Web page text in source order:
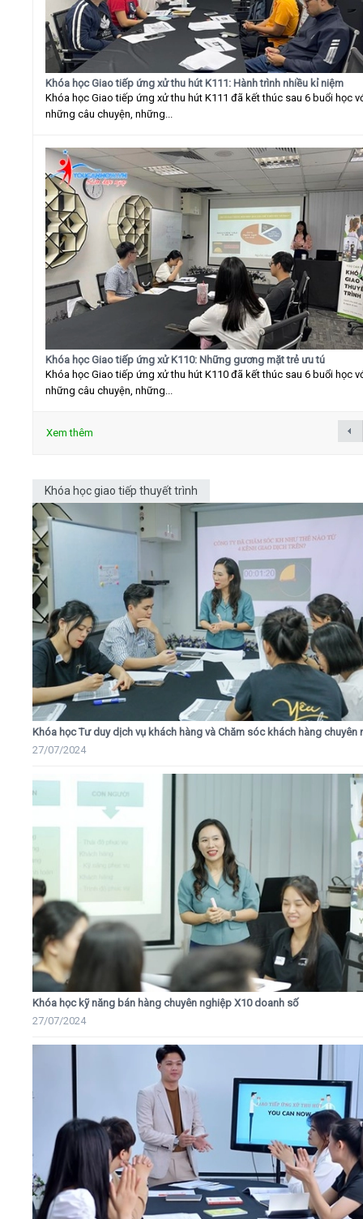
Khóa học Giao tiếp ứng xử thu hút K111: Hành trình nhiều kỉ niệm
Khóa học Giao tiếp ứng xử thu hút K111 đã kết thúc sau 6 buổi học
những câu chuyện, những...
Khóa học Giao tiếp ứng xử K110: Những gương mặt trẻ ưu tú
Khóa học Giao tiếp ứng xử thu hút K110 đã kết thúc sau 6 buổi học
những câu chuyện, những...
Xem thêm
Khóa học giao tiếp thuyết trình
Khóa học Tư duy dịch vụ khách hàng và Chăm sóc khách hàng chuyên
27/07/2024
Khóa học kỹ năng bán hàng chuyên nghiệp X10 doanh số
27/07/2024